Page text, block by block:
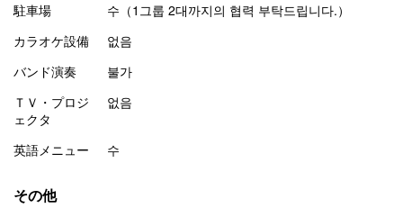
駐車場
수（1그룹 2대까지의 협력 부탁드립니다.）
カラオケ設備
없음
バンド演奏
불가
ＴＶ・プロジ
ェクタ
없음
英語メニュー 수
その他